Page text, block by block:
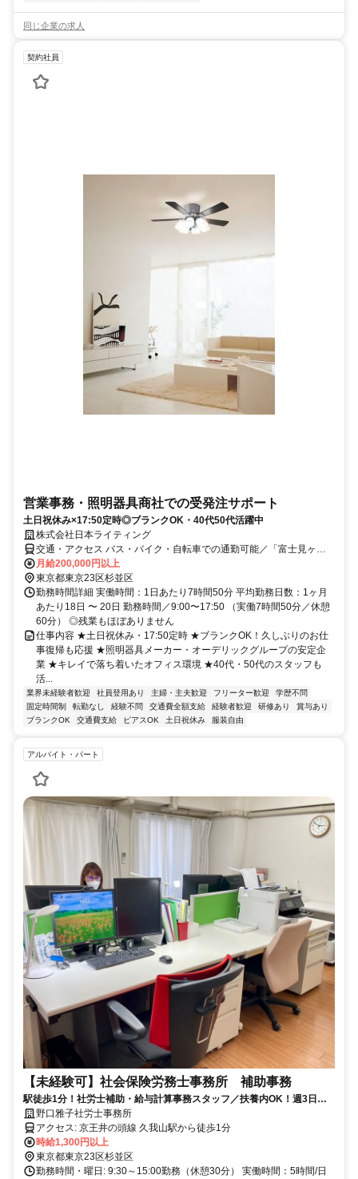
同じ企業の求人
契約社員
営業事務・照明器具商社での受発注サポート
土日祝休み×17:50定時◎ブランクOK・40代50代活躍中
株式会社日本ライティング
交通・アクセス バス・バイク・自転車での通勤可能／「富士見ヶ丘
駅」「高井戸駅」より徒歩12分
月給200,000円以上
東京都東京23区杉並区
勤務時間詳細 実働時間：1日あたり7時間50分 平均勤務日数：1ヶ月
あたり18日 〜 20日 勤務時間／9:00〜17:50 （実働7時間50分／休憩
60分） ◎残業もほぼありません
仕事内容 ★土日祝休み・17:50定時 ★ブランクOK！久しぶりのお仕
事復帰も応援 ★照明器具メーカー・オーデリックグループの安定企
業 ★キレイで落ち着いたオフィス環境 ★40代・50代のスタッフも
活...
業界未経験者歓迎 社員登用あり 主婦・主夫歓迎 フリーター歓迎
学歴不問
固定時間制
転勤なし 経験不問 交通費全額支給 経験者歓迎 研修あり
賞与あり
ブランクOK
交通費支給 ピアスOK 土日祝休み 服装自由
アルバイト・パート
【未経験可】社会保険労務士事務所 補助事務
駅徒歩1分！社労士補助・給与計算事務スタッフ／扶養内OK！週3日／1
日5時間勤務／未経験OK！
野口雅子社労士事務所
アクセス: 京王井の頭線 久我山駅から徒歩1分
時給1,300円以上
東京都東京23区杉並区
勤務時間・曜日: 9:30～15:00勤務（休憩30分） 実働時間：5時間/日